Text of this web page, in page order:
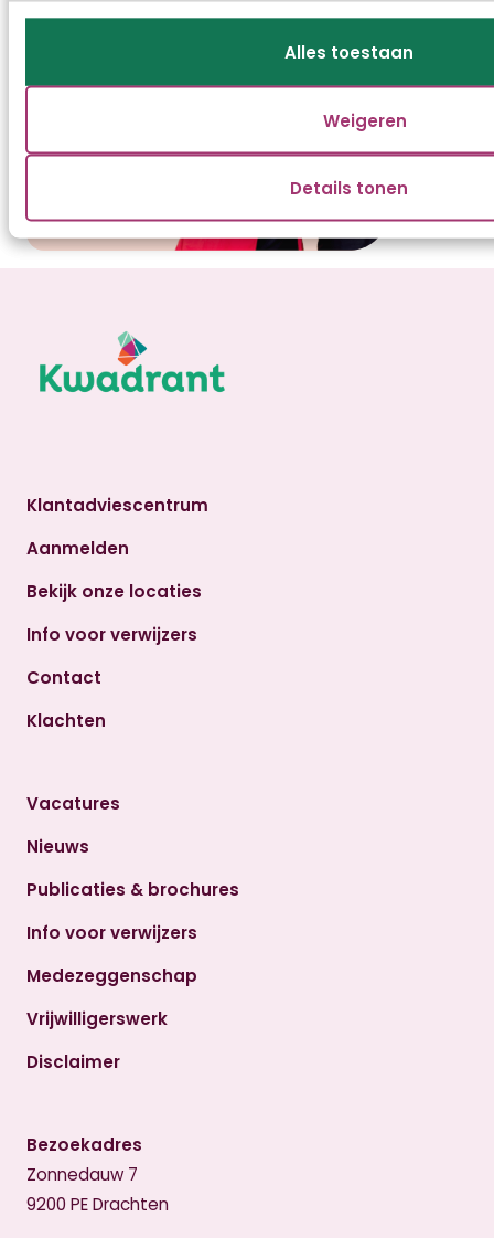
Alles toestaan
Weigeren
Details tonen
Klantadviescentrum
Aanmelden
Bekijk onze locaties
Info voor verwijzers
Contact
Klachten
Vacatures
Nieuws
Publicaties & brochures
Info voor verwijzers
Medezeggenschap
Vrijwilligerswerk
Disclaimer
Bezoekadres
Zonnedauw 7
9200 PE Drachten